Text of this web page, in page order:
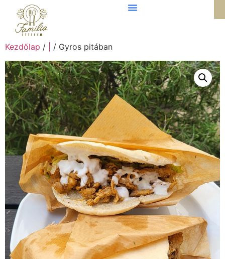
Kezdőlap / / Gyros pitában